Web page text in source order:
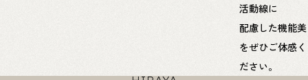
活動線に
配慮した機能美
をぜひご体感く
ださい。